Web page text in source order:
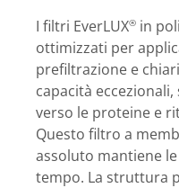
I filtri EverLUX® in
ottimizzati per
prefiltrazione e
capacità
verso le proteine e
Questo filtro a
assoluto mantiene
tempo. La struttura